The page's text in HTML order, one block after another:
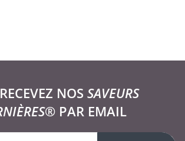
RECEVEZ NOS SAVEURS
PAR EMAIL